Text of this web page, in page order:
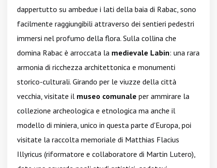
dappertutto su ambedue i lati della baia di Rabac, sono
facilmente raggiungibili attraverso dei sentieri pedestri
immersi nel profumo della flora. Sulla collina che
domina Rabac è arroccata la medievale Labin: una rara
armonia di ricchezza architettonica e monumenti
storico-culturali. Girando per le viuzze della città
vecchia, visitate il museo comunale per ammirare la
collezione archeologica e etnologica ma anche il
modello di miniera, unico in questa parte d'Europa, poi
visitate la raccolta memoriale di Matthias Flacius
Illyricus (riformatore e collaboratore di Martin Lutero),